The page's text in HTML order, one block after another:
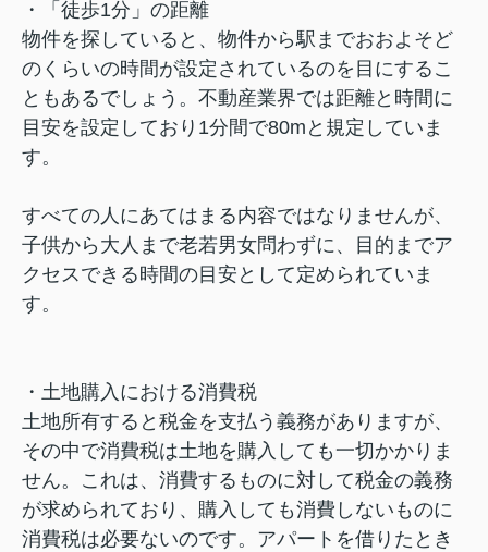
・「徒歩1分」の距離
物件を探していると、物件から駅までおおよそど
のくらいの時間が設定されているのを目にするこ
ともあるでしょう。不動産業界では距離と時間に
目安を設定しており1分間で80mと規定していま
す。
すべての人にあてはまる内容ではなりませんが、
子供から大人まで老若男女問わずに、目的までア
クセスできる時間の目安として定められていま
す。
・土地購入における消費税
土地所有すると税金を支払う義務がありますが、
その中で消費税は土地を購入しても一切かかりま
せん。これは、消費するものに対して税金の義務
が求められており、購入しても消費しないものに
消費税は必要ないのです。アパートを借りたとき